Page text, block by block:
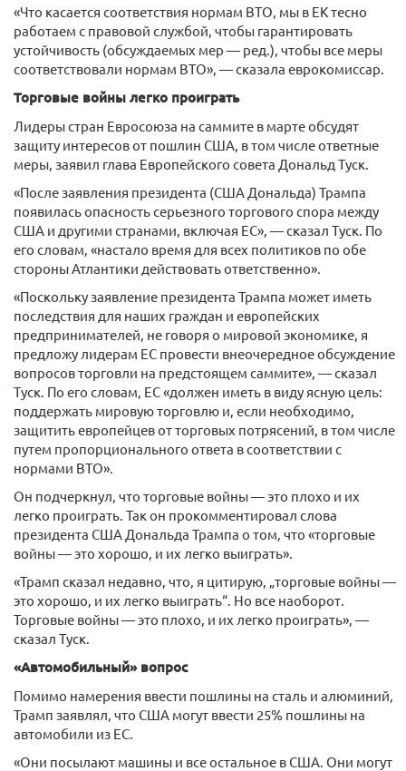
«Что касается соответствия нормам ВТО, мы в ЕК тесно
работаем с правовой службой, чтобы гарантировать
устойчивость (обсуждаемых мер — ред.), чтобы все меры
соответствовали нормам ВТО», — сказала еврокомиссар.
Торговые войны легко проиграть
Лидеры стран Евросоюза на саммите в марте обсудят
защиту интересов от пошлин США, в том числе ответные
меры, заявил глава Европейского совета Дональд Туск.
«После заявления президента (США Дональда) Трампа
появилась опасность серьезного торгового спора между
США и другими странами, включая ЕС», — сказал Туск. По
его словам, «настало время для всех политиков по обе
стороны Атлантики действовать ответственно».
«Поскольку заявление президента Трампа может иметь
последствия для наших граждан и европейских
предпринимателей, не говоря о мировой экономике, я
предложу лидерам ЕС провести внеочередное обсуждение
вопросов торговли на предстоящем саммите», — сказал
Туск. По его словам, ЕС «должен иметь в виду ясную цель:
поддержать мировую торговлю и, если необходимо,
защитить европейцев от торговых потрясений, в том числе
путем пропорционального ответа в соответствии с
нормами ВТО».
Он подчеркнул, что торговые войны — это плохо и их
легко проиграть. Так он прокомментировал слова
президента США Дональда Трампа о том, что «торговые
войны — это хорошо, и их легко выиграть».
«Трамп сказал недавно, что, я цитирую, „торговые войны —
это хорошо, и их легко выиграть“. Но все наоборот.
Торговые войны — это плохо, и их легко проиграть», —
сказал Туск.
«Автомобильный» вопрос
Помимо намерения ввести пошлины на сталь и алюминий,
Трамп заявлял, что США могут ввести 25% пошлины на
автомобили из ЕС.
«Они посылают машины и все остальное в США. Они могут